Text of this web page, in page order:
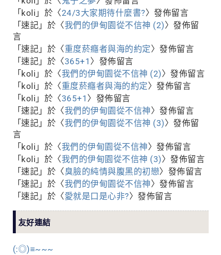
「 koli 」於〈24/3大家期待什麼書?〉發佈留言
「 速記 」於〈我們的伊甸園從不信神 (2)〉發佈留
言
「 速記 」於〈重度菸癮者與海的約定〉發佈留言
「 速記 」於〈365+1 〉發佈留言
「 koli 」於〈我們的伊甸園從不信神 (2)〉發佈留言
「 koli 」於〈重度菸癮者與海的約定〉發佈留言
「 koli 」於〈365+1 〉發佈留言
「 速記 」於〈我們的伊甸園從不信神〉發佈留言
「 速記 」於〈我們的伊甸園從不信神 (3)〉發佈留
言
「 koli 」於〈我們的伊甸園從不信神〉發佈留言
「 koli 」於〈我們的伊甸園從不信神 (3)〉發佈留言
「 速記 」於〈臭臉的純情與腹黑的初戀〉發佈留言
「 速記 」於〈我們的伊甸園從不信神〉發佈留言
「 速記 」於〈愛就是口是心非?〉發佈留言
友好連結
(:◎)≡~~~